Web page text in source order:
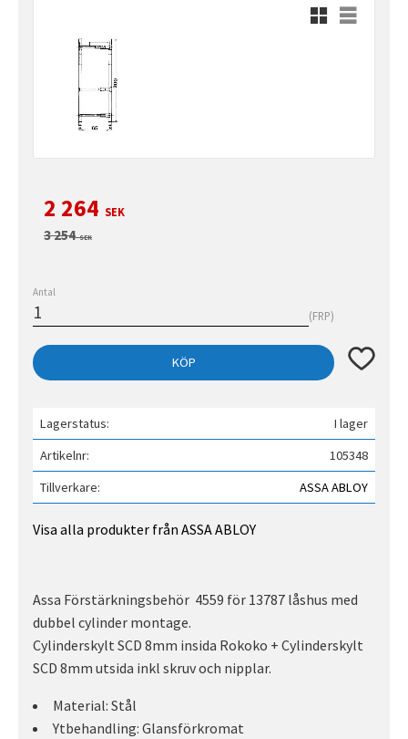
Rutnätsvy
Listvy
Nedsatt pris:
2 264 SEK
Ordinarie pris:
3 254SEK
Antal
FRP
KÖP Lägg till
Lagerstatus
I lager
Artikelnr
105348
Tillverkare
ASSA ABLOY
Visa alla produkter från ASSA ABLOY
Assa Förstärkningsbehör 4559 för 13787 låshus med
dubbel cylinder montage.
Cylinderskylt SCD 8mm insida Rokoko + Cylinderskylt
SCD 8mm utsida inkl skruv och nipplar.
Material: Stål
Ytbehandling: Glansförkromat